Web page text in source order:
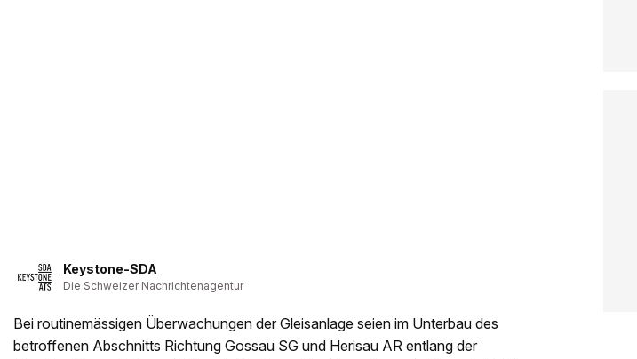
Keystone-SDA
Die Schweizer Nachrichtenagentur
Bei routinemässigen Überwachungen der Gleisanlage seien im Unterbau des
betroffenen Abschnitts Richtung Gossau SG und Herisau AR entlang der